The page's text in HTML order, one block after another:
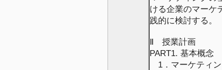
ける企業のマーケ
践的に検討する。
Ⅱ 授業計画
PART1. 基本概念
1．マーケティ